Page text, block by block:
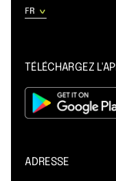
TÉLÉCHARGEZ
ADRESSE